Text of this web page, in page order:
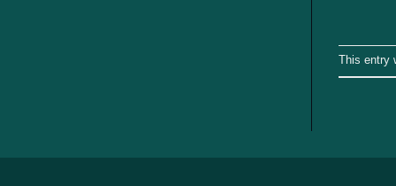
This entry